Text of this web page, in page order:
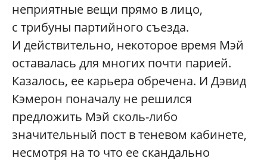
неприятные вещи прямо в лицо,
с трибуны партийного съезда.
И действительно, некоторое время Мэй
оставалась для многих почти парией.
Казалось, ее карьера обречена. И Дэвид
Кэмерон поначалу не решился
предложить Мэй сколь-либо
значительный пост в теневом кабинете,
несмотря на то что ее скандально